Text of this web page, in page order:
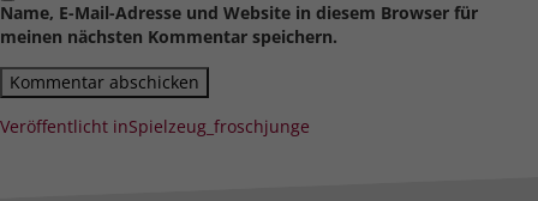
Name, E-Mail-Adresse und Website in diesem Browser für
meinen nächsten Kommentar speichern.
Beitragsnavigation
Veröffentlicht inSpielzeug_froschjunge